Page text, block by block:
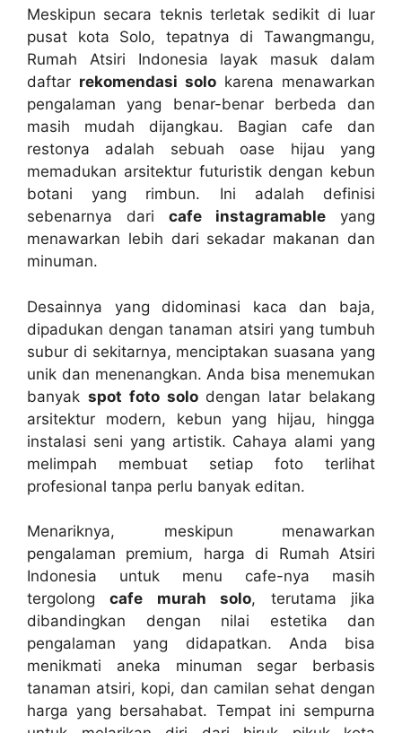
Meskipun secara teknis terletak sedikit di luar
pusat kota Solo, tepatnya di Tawangmangu,
Rumah Atsiri Indonesia layak masuk dalam
daftar rekomendasi solo karena menawarkan
pengalaman yang benar-benar berbeda dan
masih mudah dijangkau. Bagian cafe dan
restonya adalah sebuah oase hijau yang
memadukan arsitektur futuristik dengan kebun
botani yang rimbun. Ini adalah definisi
sebenarnya dari cafe instagramable yang
menawarkan lebih dari sekadar makanan dan
minuman.
Desainnya yang didominasi kaca dan baja,
dipadukan dengan tanaman atsiri yang tumbuh
subur di sekitarnya, menciptakan suasana yang
unik dan menenangkan. Anda bisa menemukan
banyak spot foto solodengan latar belakang
arsitektur modern, kebun yang hijau, hingga
instalasi seni yang artistik. Cahaya alami yang
melimpah membuat setiap foto terlihat
profesional tanpa perlu banyak editan.
Menariknya, meskipun menawarkan
pengalaman premium, harga di Rumah Atsiri
Indonesia untuk menu cafe-nya masih
tergolongcafe murah solo, terutama jika
dibandingkan dengan nilai estetika dan
pengalaman yang didapatkan. Anda bisa
menikmati aneka minuman segar berbasis
tanaman atsiri, kopi, dan camilan sehat dengan
harga yang bersahabat. Tempat ini sempurna